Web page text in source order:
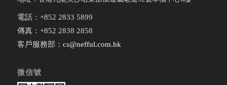
電話：+852 2833 5899
傳真：+852 2838 2858
客戶服務部： cs@nefful.com.hk
微信號